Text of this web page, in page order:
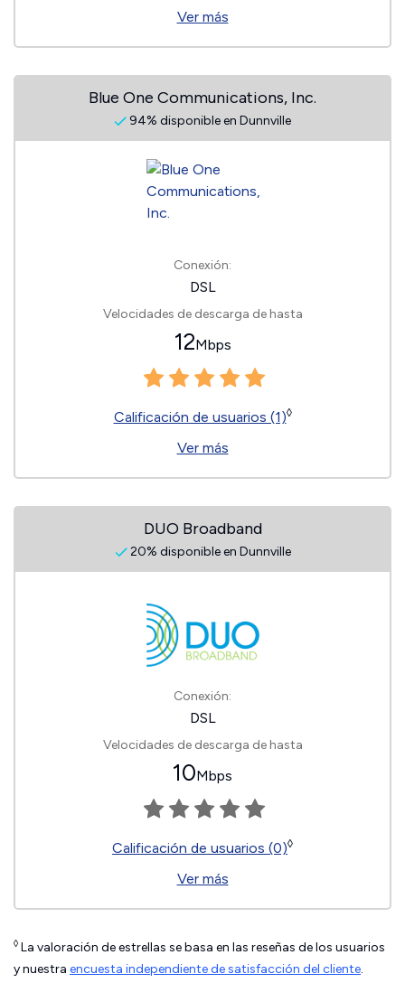
Ver más
Blue One Communications, Inc.
94% disponible en Dunnville
Conexión:
DSL
Velocidades de descarga de hasta
12Mbps
Calificación de usuarios (1)◊
Ver más
DUO Broadband
20% disponible en Dunnville
Conexión:
DSL
Velocidades de descarga de hasta
10Mbps
Calificación de usuarios (0)◊
Ver más
◊ La valoración de estrellas se basa en las reseñas de los usuarios
y nuestra encuesta independiente de satisfacción del cliente.